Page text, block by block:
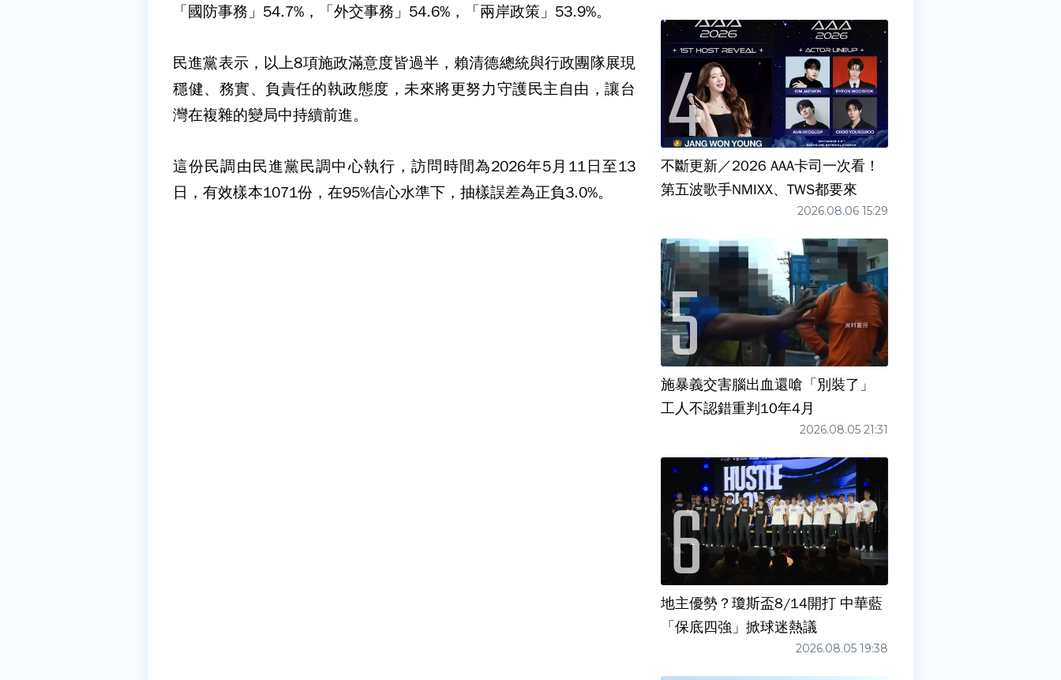
「國防事務」54.7%，「外交事務」54.6%，「兩岸政策」53.9%。
民進黨表示，以上8項施政滿意度皆過半，賴清德總統與行政團隊展現
穩健、務實、負責任的執政態度，未來將更努力守護民主自由，讓台
灣在複雜的變局中持續前進。
這份民調由民進黨民調中心執行，訪問時間為2026年5月11日至13
日，有效樣本1071份，在95%信心水準下，抽樣誤差為正負3.0%。
不斷更新／2026 AAA卡司一次看！
第五波歌手NMIXX、TWS都要來
2026.08.06 15:29
施暴義交害腦出血還嗆「別裝了」
工人不認錯重判10年4月
2026.08.05 21:31
地主優勢？瓊斯盃8/14開打 中華藍
「保底四強」掀球迷熱議
2026.08.05 19:38